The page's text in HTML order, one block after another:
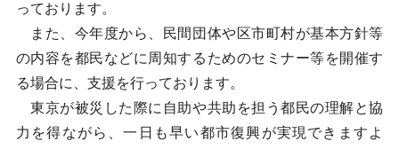
っております。
また、今年度から、民間団体や区市町村が基本方針等
の内容を都民などに周知するためのセミナー等を開催す
る場合に、支援を行っております。
東京が被災した際に自助や共助を担う都民の理解と協
力を得ながら、一日も早い都市復興が実現できますよ